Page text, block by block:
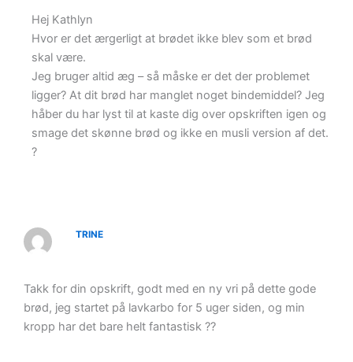
Hej Kathlyn
Hvor er det ærgerligt at brødet ikke blev som et brød
skal være.
Jeg bruger altid æg – så måske er det der problemet
ligger? At dit brød har manglet noget bindemiddel? Jeg
håber du har lyst til at kaste dig over opskriften igen og
smage det skønne brød og ikke en musli version af det.
?
TRINE
Takk for din opskrift, godt med en ny vri på dette gode
brød, jeg startet på lavkarbo for 5 uger siden, og min
kropp har det bare helt fantastisk ??